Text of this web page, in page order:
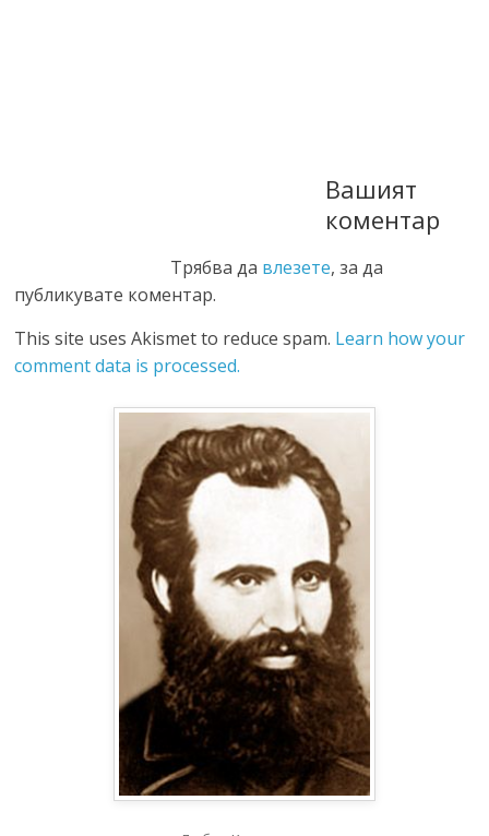
Вашият
коментар
Трябва да влезете, за да
публикувате коментар.
This site uses Akismet to reduce spam. Learn how your
comment data is processed.